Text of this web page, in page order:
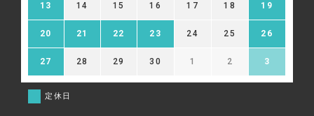
13 14 15 16 17 18 19
20 21 22 23 24 25 26
27 28 29 30 1 2 3
定休日